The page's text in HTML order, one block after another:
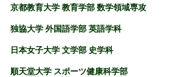
京都教育大学 教育学部 数学領域専攻
独協大学 外国語学部 英語学科
日本女子大学 文学部 史学科
順天堂大学 スポーツ健康科学部